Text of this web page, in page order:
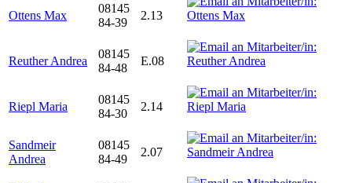
Ottens Max
08145
84-39
2.13
Reuther Andrea
08145
84-48
E.08
Riepl Maria
08145
84-30
2.14
Sandmeir
Andrea
08145
84-49
2.07